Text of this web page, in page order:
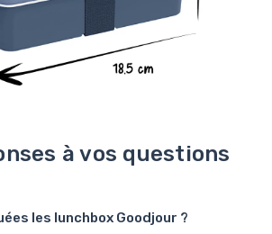
à vos questions
les lunchbox Goodjour ?